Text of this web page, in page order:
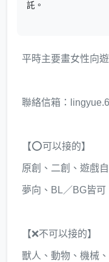
託。
平時主要畫女性向
聯絡信箱：
【⭕可以接的】
原創、二創、遊戲
夢向、BL／BG皆可
【❌不可以接的】
獸人、動物、機械